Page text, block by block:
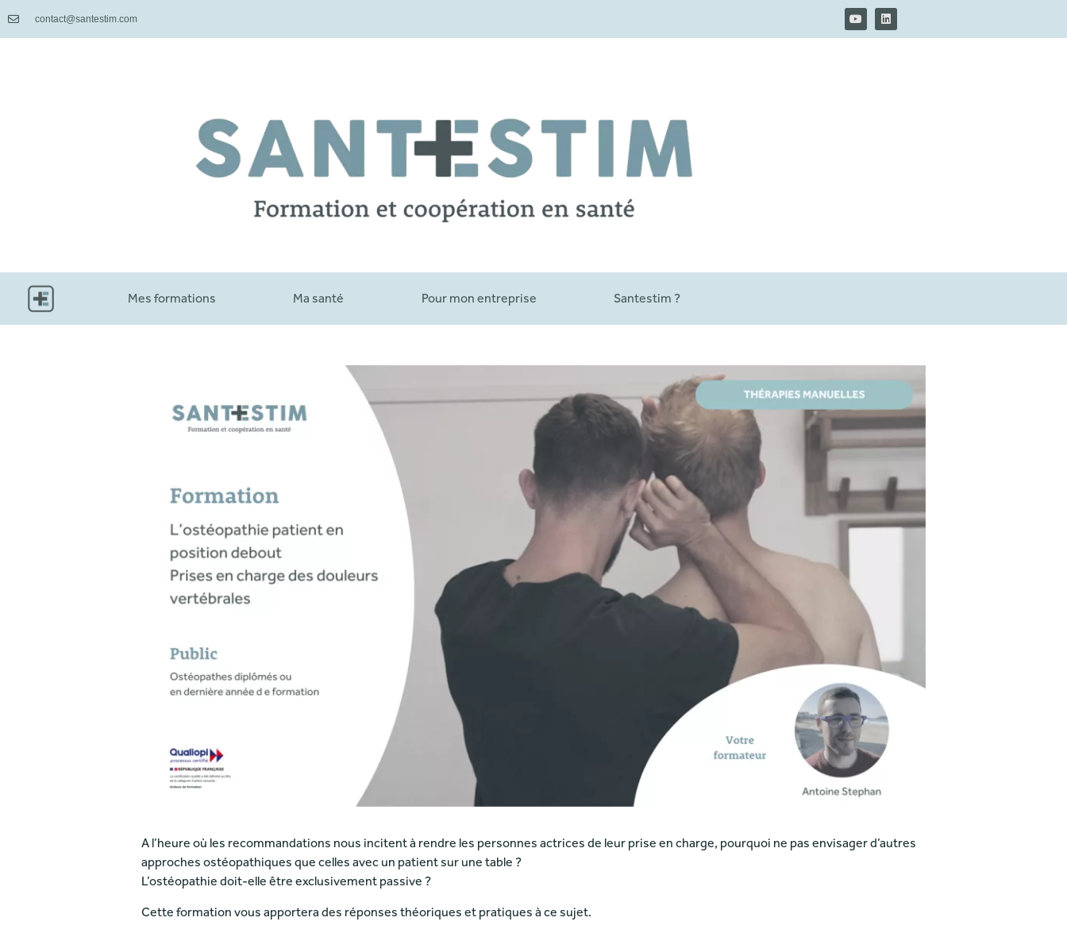
contact@santestim.com
Mes formations Ma santé Pour mon entreprise Santestim ?
A l’heure où les recommandations nous incitent à rendre les personnes actrices de leur prise en charge, pourquoi ne pas envisager d’autres
approches ostéopathiques que celles avec un patient sur une table ?
L’ostéopathie doit-elle être exclusivement passive ?
Cette formation vous apportera des réponses théoriques et pratiques à ce sujet.